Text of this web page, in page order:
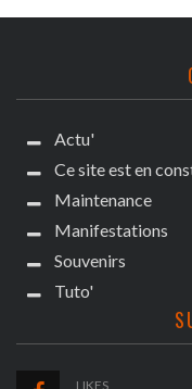
Actu'
Ce site est en
Maintenance
Manifestations
Souvenirs
Tuto'
LIKES